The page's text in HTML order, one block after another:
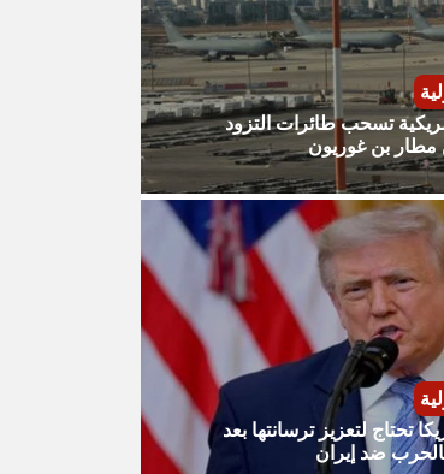
تسحب طائرات التزود
مطار بن غوريون
تحتاج لتعزيز ترسانتها بعد
ضد إيران